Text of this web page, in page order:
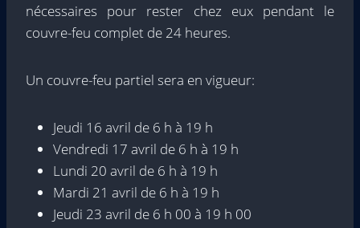
nécessaires pour rester chez eux pendant le
couvre-feu complet de 24 heures.
Un couvre-feu partiel sera en vigueur:
Jeudi 16 avril de 6 h à 19 h
Vendredi 17 avril de 6 h à 19 h
Lundi 20 avril de 6 h à 19 h
Mardi 21 avril de 6 h à 19 h
Jeudi 23 avril de 6 h 00 à 19 h 00